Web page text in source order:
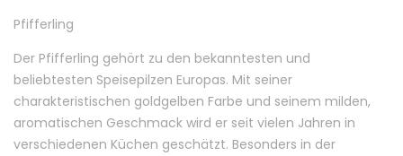
Pfifferling
Der Pfifferling gehört zu den bekanntesten und
beliebtesten Speisepilzen Europas. Mit seiner
charakteristischen goldgelben Farbe und seinem milden,
aromatischen Geschmack wird er seit vielen Jahren in
verschiedenen Küchen geschätzt. Besonders in der